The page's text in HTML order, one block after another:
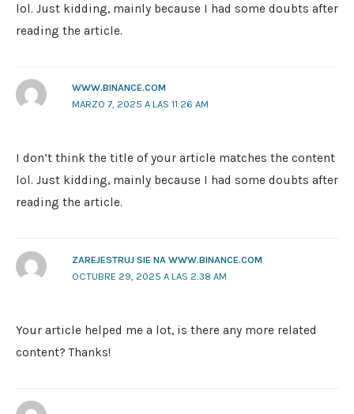
lol. Just kidding, mainly because I had some doubts after
reading the article.
WWW.BINANCE.COM
MARZO 7, 2025 A LAS 11:26 AM
I don’t think the title of your article matches the content
lol. Just kidding, mainly because I had some doubts after
reading the article.
ZAREJESTRUJ SIE NA WWW.BINANCE.COM
OCTUBRE 29, 2025 A LAS 2:38 AM
Your article helped me a lot, is there any more related
content? Thanks!